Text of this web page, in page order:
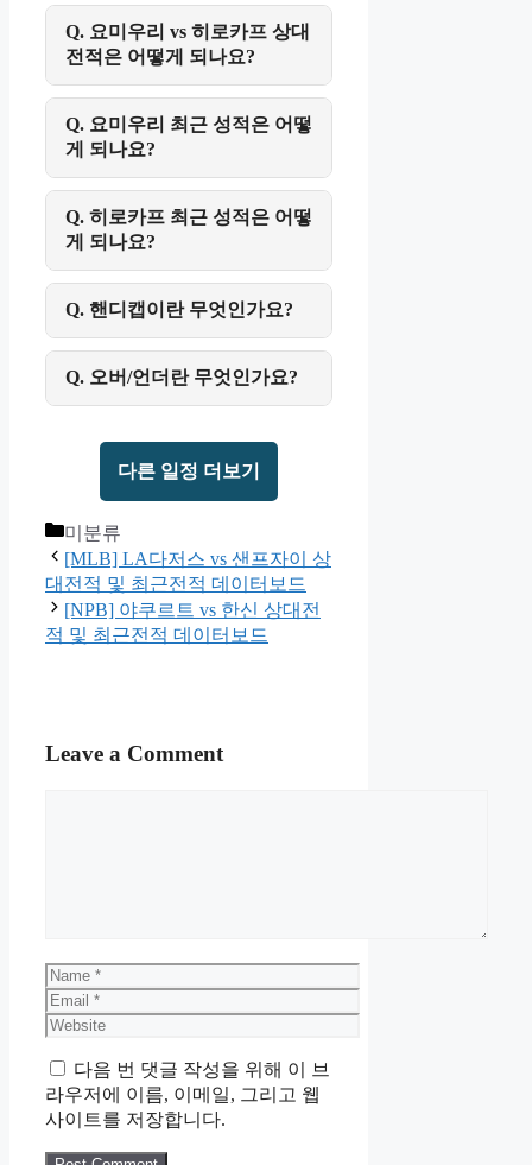
Q. 요미우리 vs 히로카프 상대
전적은 어떻게 되나요?
Q. 요미우리 최근 성적은 어떻
게 되나요?
Q. 히로카프 최근 성적은 어떻
게 되나요?
Q. 핸디캡이란 무엇인가요?
Q. 오버/언더란 무엇인가요?
다른 일정 더보기
Categories
미분류
[MLB] LA다저스 vs 샌프자이 상
대전적 및 최근전적 데이터보드
[NPB] 야쿠르트 vs 한신 상대전
적 및 최근전적 데이터보드
Leave a Comment
Name
Email
Website
다음 번 댓글 작성을 위해 이 브
라우저에 이름, 이메일, 그리고 웹
사이트를 저장합니다.